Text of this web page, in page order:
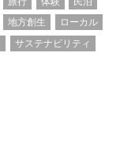
地方創生
ローカル
サステナビリティ